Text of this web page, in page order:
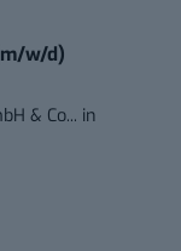
w/d)
& Co... in